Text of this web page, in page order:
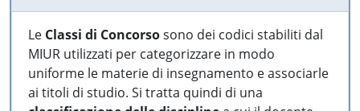
Le Classi di Concorsosono dei codici stabiliti dal
MIUR utilizzati per categorizzare in modo
uniforme le materie di insegnamento e associarle
ai titoli di studio. Si tratta quindi di una